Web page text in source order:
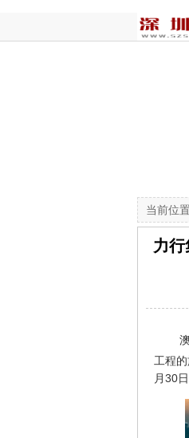
当前位置
力
工程
月30